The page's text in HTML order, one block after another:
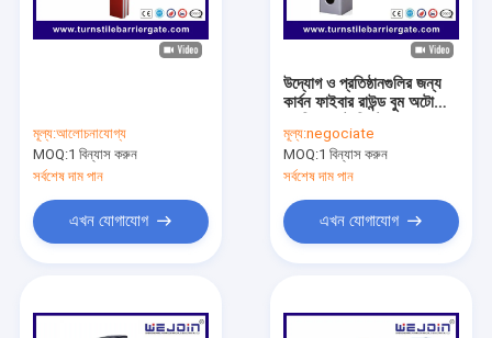
মূল্য:আলোচনাযোগ্য
MOQ:1 বিন্যাস করুন
সর্বশেষ দাম পান
এখন যোগাযোগ
উদ্যোগ ও প্রতিষ্ঠানগুলির জন্য
কার্বন ফাইবার রাউন্ড বুম অটো
মূল্য:negociate
MOQ:1 বিন্যাস করুন
সর্বশেষ দাম পান
এখন যোগাযোগ